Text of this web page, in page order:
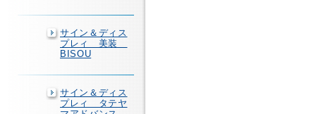
サイン＆ディス
プレィ 美装
BISOU
サイン＆ディス
プレィ タテヤ